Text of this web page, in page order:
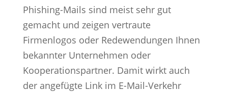
Phishing-Mails sind meist sehr gut
gemacht und zeigen vertraute
Firmenlogos oder Redewendungen Ihnen
bekannter Unternehmen oder
Kooperationspartner. Damit wirkt auch
der angefügte Link im E-Mail-Verkehr